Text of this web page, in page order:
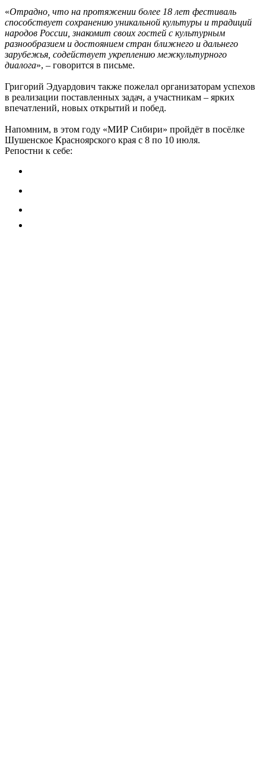
«Отрадно, что на протяжении более 18 лет фестиваль
способствует сохранению уникальной культуры и традиций
народов России, знакомит своих гостей с культурным
разнообразием и достоянием стран ближнего и дальнего
зарубежья, содействует укреплению межкультурного
диалога», – говорится в письме.
Григорий Эдуардович также пожелал организаторам успехов
в реализации поставленных задач, а участникам – ярких
впечатлений, новых открытий и побед.
Напомним, в этом году «МИР Сибири» пройдёт в посёлке
Шушенское Красноярского края с 8 по 10 июля.
Репостни к себе: